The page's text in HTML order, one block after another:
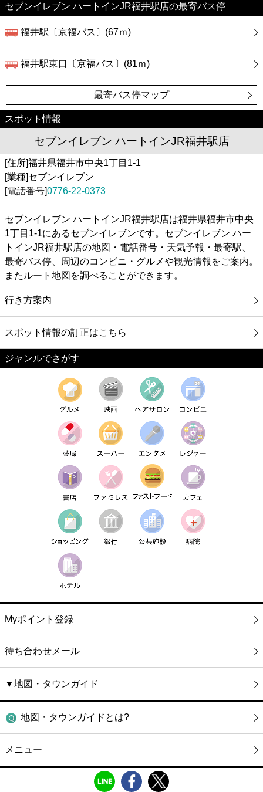
セブンイレブン ハートインJR福井駅店の最寄バス停
福井駅〔京福バス〕(67ｍ)
福井駅東口〔京福バス〕(81ｍ)
最寄バス停マップ
スポット情報
セブンイレブン ハートインJR福井駅店
[住所]福井県福井市中央1丁目1-1
[業種]セブンイレブン
[電話番号]0776-22-0373
セブンイレブン ハートインJR福井駅店は福井県福井市中央
1丁目1-1にあるセブンイレブンです。セブンイレブン ハー
トインJR福井駅店の地図・電話番号・天気予報・最寄駅、
最寄バス停、周辺のコンビニ・グルメや観光情報をご案内。
またルート地図を調べることができます。
行き方案内
スポット情報の訂正はこちら
ジャンルでさがす
Myポイント登録
待ち合わせメール
▼地図・タウンガイド
地図・タウンガイドとは?
メニュー